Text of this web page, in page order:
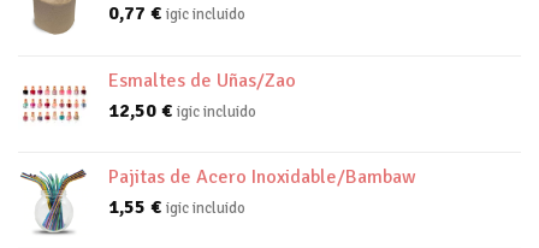
0,77 € igic incluido
Esmaltes de Uñas/Zao
12,50 € igic incluido
Pajitas de Acero Inoxidable/Bambaw
1,55 € igic incluido